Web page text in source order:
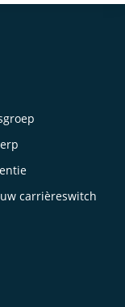
carrièreswitch